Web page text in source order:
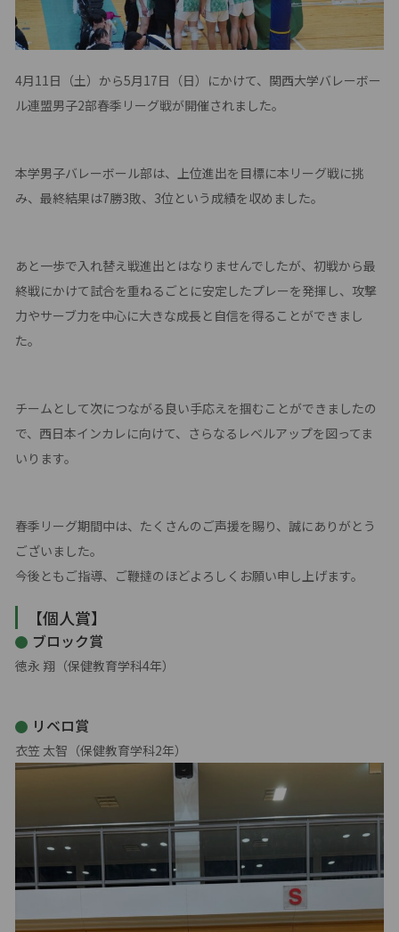
4月11日（土）から5月17日（日）にかけて、関西大学バレーボー
ル連盟男子2部春季リーグ戦が開催されました。
本学男子バレーボール部は、上位進出を目標に本リーグ戦に挑
み、最終結果は7勝3敗、3位という成績を収めました。
あと一歩で入れ替え戦進出とはなりませんでしたが、初戦から最
終戦にかけて試合を重ねるごとに安定したプレーを発揮し、攻撃
力やサーブ力を中心に大きな成長と自信を得ることができまし
た。
チームとして次につながる良い手応えを掴むことができましたの
で、西日本インカレに向けて、さらなるレベルアップを図ってま
いります。
春季リーグ期間中は、たくさんのご声援を賜り、誠にありがとう
ございました。
今後ともご指導、ご鞭撻のほどよろしくお願い申し上げます。
【個人賞】
ブロック賞
徳永 翔（保健教育学科4年）
リベロ賞
衣笠 太智（保健教育学科2年）